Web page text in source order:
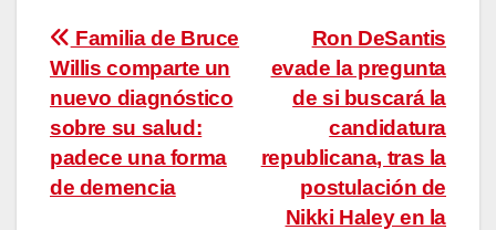
Navegación
de
entradas
Ron DeSantis
evade la pregunta
de si buscará la
candidatura
republicana, tras la
postulación de
Nikki Haley en la
Familia de Bruce
Willis comparte un
nuevo diagnóstico
sobre su salud:
padece una forma
de demencia